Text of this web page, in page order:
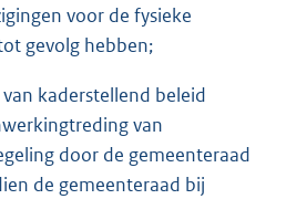
voor de fysieke
gevolg hebben;
kaderstellend beleid
van
door de gemeenteraad
de gemeenteraad bij